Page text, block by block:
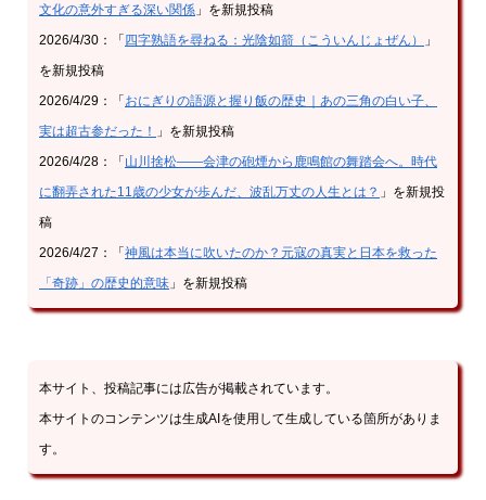
文化の意外すぎる深い関係 」を新規投稿
2026/4/30：「 四字熟語を尋ねる：光陰如箭（こういんじょぜん）
」
を新規投稿
2026/4/29：「 おにぎりの語源と握り飯の歴史｜あの三角の白い子、
実は超古参だった！
」を新規投稿
2026/4/28：「 山川捨松——会津の砲煙から鹿鳴館の舞踏会へ。時代
に翻弄された11歳の少女が歩んだ、波乱万丈の人生とは？ 」を新規投
稿
2026/4/27：「 神風は本当に吹いたのか？元寇の真実と日本を救った
「奇跡」の歴史的意味 」を新規投稿
本サイト、投稿記事には広告が掲載されています。
本サイトのコンテンツは生成AIを使用して生成している箇所がありま
す。